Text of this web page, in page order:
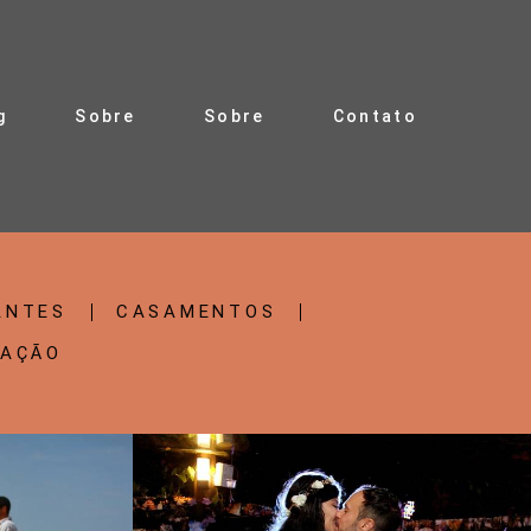
Sobre Sobre Contato
CASAMENTOS